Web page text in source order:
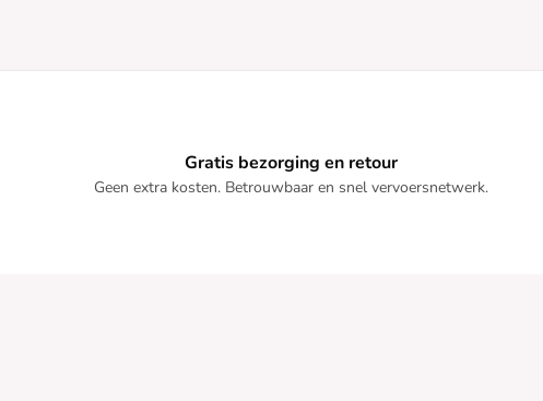
Gratis bezorging en retour
Geen extra kosten. Betrouwbaar en snel vervoersnetwerk.